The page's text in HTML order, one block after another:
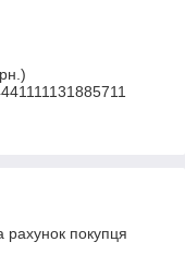
рахунок покупця